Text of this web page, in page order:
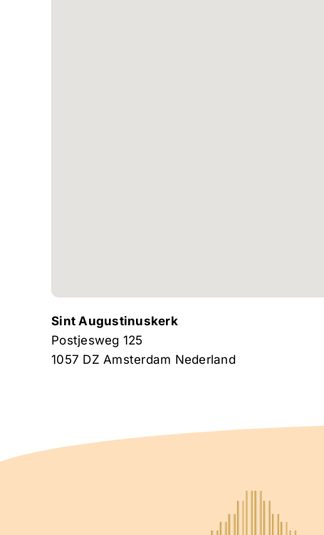
Sint Augustinuskerk
Postjesweg 125
1057 DZ Amsterdam Nederland